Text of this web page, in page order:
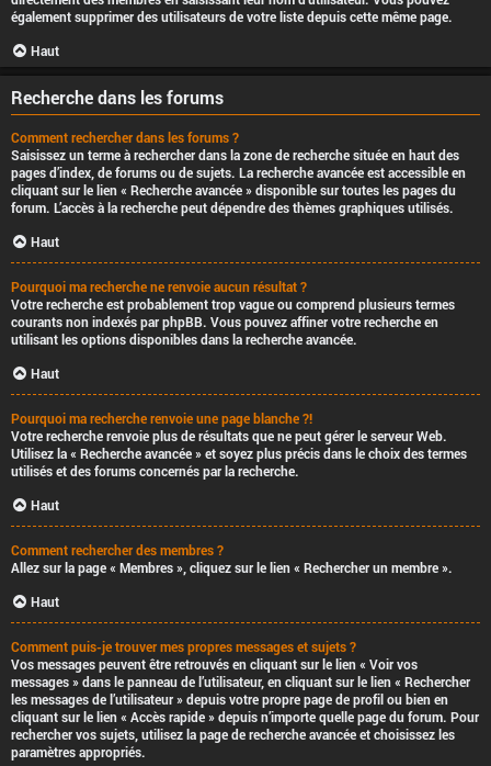
également supprimer des utilisateurs de votre liste depuis cette même page.
Haut
Recherche dans les forums
Comment rechercher dans les forums ?
Saisissez un terme à rechercher dans la zone de recherche située en haut des
pages d’index, de forums ou de sujets. La recherche avancée est accessible en
cliquant sur le lien « Recherche avancée » disponible sur toutes les pages du
forum. L’accès à la recherche peut dépendre des thèmes graphiques utilisés.
Haut
Pourquoi ma recherche ne renvoie aucun résultat ?
Votre recherche est probablement trop vague ou comprend plusieurs termes
courants non indexés par phpBB. Vous pouvez affiner votre recherche en
utilisant les options disponibles dans la recherche avancée.
Haut
Pourquoi ma recherche renvoie une page blanche ?!
Votre recherche renvoie plus de résultats que ne peut gérer le serveur Web.
Utilisez la « Recherche avancée » et soyez plus précis dans le choix des termes
utilisés et des forums concernés par la recherche.
Haut
Comment rechercher des membres ?
Allez sur la page « Membres », cliquez sur le lien « Rechercher un membre ».
Haut
Comment puis-je trouver mes propres messages et sujets ?
Vos messages peuvent être retrouvés en cliquant sur le lien « Voir vos
messages » dans le panneau de l’utilisateur, en cliquant sur le lien « Rechercher
les messages de l’utilisateur » depuis votre propre page de profil ou bien en
cliquant sur le lien « Accès rapide » depuis n’importe quelle page du forum. Pour
rechercher vos sujets, utilisez la page de recherche avancée et choisissez les
paramètres appropriés.